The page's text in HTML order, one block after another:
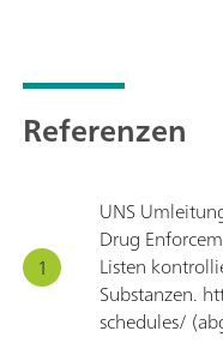
Referenzen
UNS
Drug
Listen
Substanzen.
schedules/